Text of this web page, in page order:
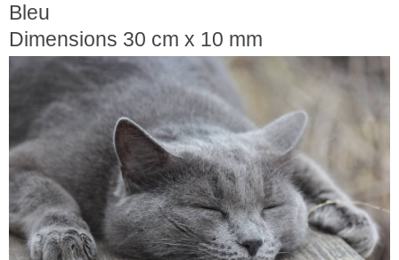
Bleu
Dimensions 30 cm x 10 mm